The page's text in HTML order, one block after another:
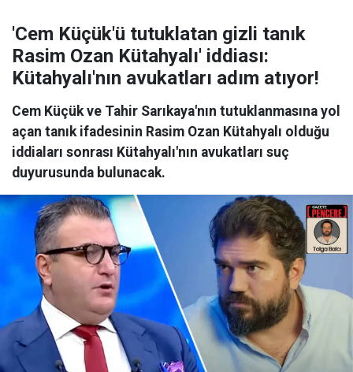
'Cem Küçük'ü tutuklatan gizli tanık
Rasim Ozan Kütahyalı' iddiası:
Kütahyalı'nın avukatları adım atıyor!
Cem Küçük ve Tahir Sarıkaya'nın tutuklanmasına yol
açan tanık ifadesinin Rasim Ozan Kütahyalı olduğu
iddiaları sonrası Kütahyalı'nın avukatları suç
duyurusunda bulunacak.